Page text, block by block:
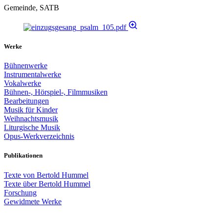
Gemeinde, SATB
Werke
Bühnenwerke
Instrumentalwerke
Vokalwerke
Bühnen-, Hörspiel-, Filmmusiken
Bearbeitungen
Musik für Kinder
Weihnachtsmusik
Liturgische Musik
Opus-Werkverzeichnis
Publikationen
Texte von Bertold Hummel
Texte über Bertold Hummel
Forschung
Gewidmete Werke